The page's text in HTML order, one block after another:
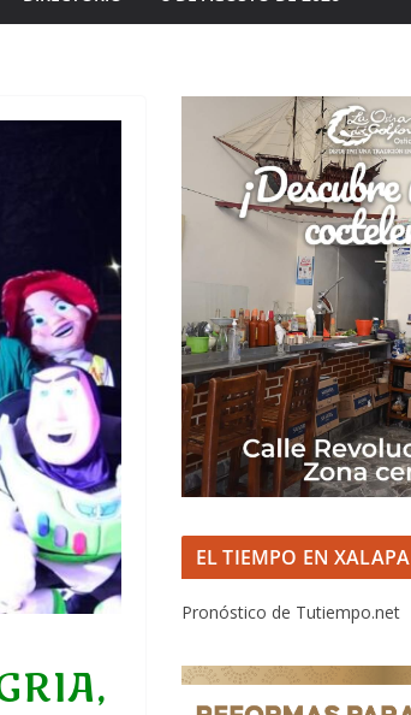
EL TIEMPO EN XALAPA
Pronóstico de Tutiempo.net